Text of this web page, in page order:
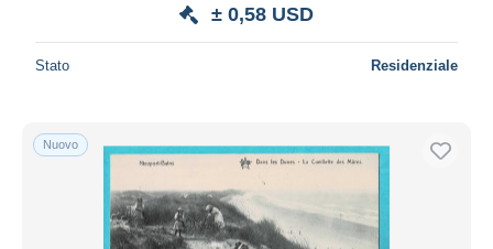
± 0,58 USD
Stato Residenziale
Nuovo